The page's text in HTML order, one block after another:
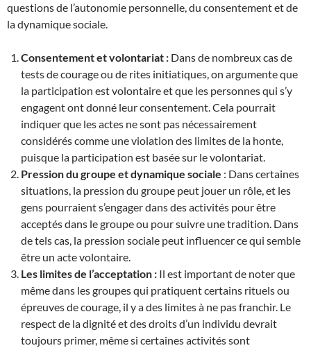
questions de l’autonomie personnelle, du consentement et de
la dynamique sociale.
Consentement et volontariat : Dans de nombreux cas de
tests de courage ou de rites initiatiques, on argumente que
la participation est volontaire et que les personnes qui s’y
engagent ont donné leur consentement. Cela pourrait
indiquer que les actes ne sont pas nécessairement
considérés comme une violation des limites de la honte,
puisque la participation est basée sur le volontariat.
Pression du groupe et dynamique sociale : Dans certaines
situations, la pression du groupe peut jouer un rôle, et les
gens pourraient s’engager dans des activités pour être
acceptés dans le groupe ou pour suivre une tradition. Dans
de tels cas, la pression sociale peut influencer ce qui semble
être un acte volontaire.
Les limites de l’acceptation : Il est important de noter que
même dans les groupes qui pratiquent certains rituels ou
épreuves de courage, il y a des limites à ne pas franchir. Le
respect de la dignité et des droits d’un individu devrait
toujours primer, même si certaines activités sont